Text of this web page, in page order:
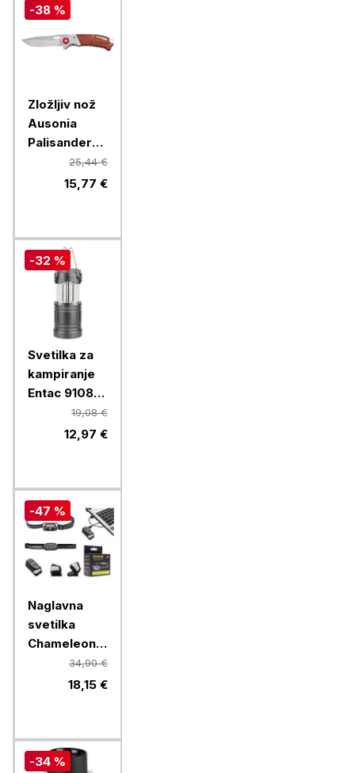
-38 %
Zložljiv nož
Ausonia
Palisander
25,44 €
15,77 €
-32 %
Svetilka za
kampiranje
Entac 91085,
3 W, 120 lm,
3x AA, IP54
19,08 €
12,97 €
-47 %
Naglavna
svetilka
Chameleon
B2SX - LED
polnilna
- črna
34,90 €
18,15 €
-34 %